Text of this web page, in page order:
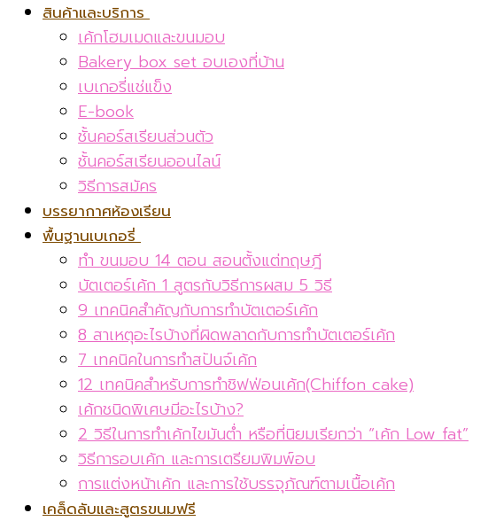
สินค้าและบริการ
เค้กโฮมเมดและขนมอบ
Bakery box set อบเองที่บ้าน
เบเกอรี่แช่แข็ง
E-book
ชั้นคอร์สเรียนส่วนตัว
ชั้นคอร์สเรียนออนไลน์
วิธีการสมัคร
บรรยากาศห้องเรียน
พื้นฐานเบเกอรี่
ทำ ขนมอบ 14 ตอน สอนตั้งแต่ทฤษฎี
บัตเตอร์เค้ก 1 สูตรกับวิธีการผสม 5 วิธี
9 เทคนิคสำคัญกับการทำบัตเตอร์เค้ก
8 สาเหตุอะไรบ้างที่ผิดพลาดกับการทำบัตเตอร์เค้ก
7 เทคนิคในการทำสปันจ์เค้ก
12 เทคนิคสำหรับการทำชิฟฟ่อนเค้ก(Chiffon cake)
เค้กชนิดพิเศษมีอะไรบ้าง?
2 วิธีในการทำเค้กไขมันต่ำ หรือที่นิยมเรียกว่า “เค้ก Low fat”
วิธีการอบเค้ก และการเตรียมพิมพ์อบ
การแต่งหน้าเค้ก และการใช้บรรจุภัณฑ์ตามเนื้อเค้ก
เคล็ดลับและสูตรขนมฟรี